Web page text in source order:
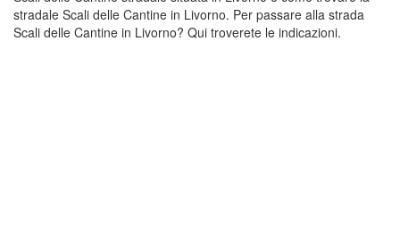
stradale Scali delle Cantine in Livorno. Per passare alla strada
Scali delle Cantine in Livorno? Qui troverete le indicazioni.